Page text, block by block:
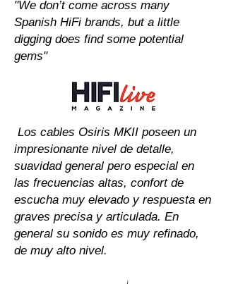
"We don’t come across many
Spanish HiFi brands, but a little
digging does find some potential
gems"
Los cables Osiris MKII poseen un
impresionante nivel de detalle,
suavidad general pero especial en
las frecuencias altas, confort de
escucha muy elevado y respuesta en
graves precisa y articulada. En
general su sonido es muy refinado,
de muy alto nivel.